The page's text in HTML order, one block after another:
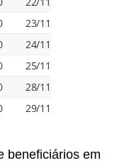
beneficiários em